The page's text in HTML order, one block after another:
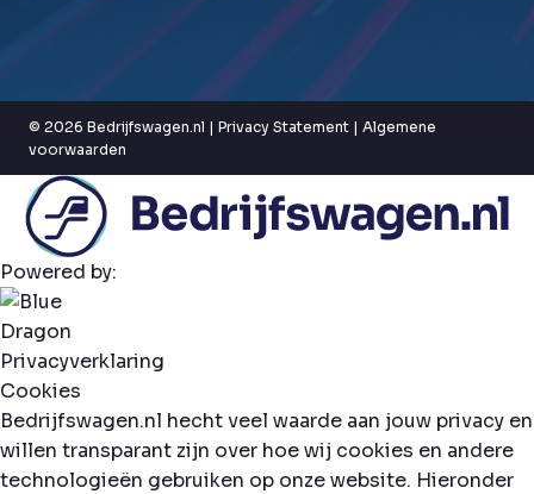
© 2026 Bedrijfswagen.nl | Privacy Statement | Algemene
voorwaarden
Powered by:
Privacyverklaring
Cookies
Bedrijfswagen.nl hecht veel waarde aan jouw privacy en
willen transparant zijn over hoe wij cookies en andere
technologieën gebruiken op onze website. Hieronder